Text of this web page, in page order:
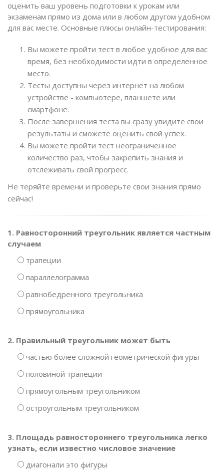
оценить ваш уровень подготовки к урокам или
экзаменам прямо из дома или в любом другом удобном
для вас месте. Основные плюсы онлайн-тестирования:
Вы можете пройти тест в любое удобное для вас
время, без необходимости идти в определенное
место.
Тесты доступны через интернет на любом
устройстве - компьютере, планшете или
смартфоне.
После завершения теста вы сразу увидите свои
результаты и сможете оценить свой успех.
Вы можете пройти тест неограниченное
количество раз, чтобы закрепить знания и
отслеживать свой прогресс.
Не теряйте времени и проверьте свои знания прямо
сейчас!
1. Равносторонний треугольник является частным
случаем
трапеции
параллелограмма
равнобедренного треугольника
прямоугольника
2. Правильный треугольник может быть
частью более сложной геометрической фигуры
половиной трапеции
прямоугольным треугольником
остроугольным треугольником
3. Площадь равностороннего треугольника легко
узнать, если известно числовое значение
диагонали это фигуры